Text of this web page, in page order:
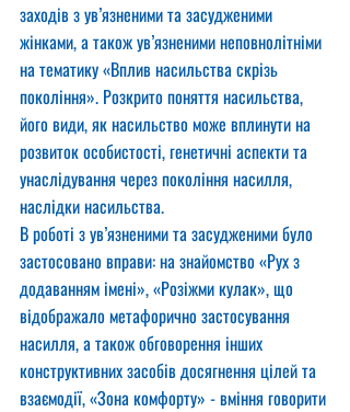
заходів з ув’язненими та засудженими
жінками, а також ув’язненими неповнолітніми
на тематику «Вплив насильства скрізь
покоління». Розкрито поняття насильства,
його види, як насильство може вплинути на
розвиток особистості, генетичні аспекти та
унаслідування через покоління насилля,
наслідки насильства.
В роботі з ув’язненими та засудженими було
застосовано вправи: на знайомство «Рух з
додаванням імені», «Розіжми кулак», що
відображало метафорично застосування
насилля, а також обговорення інших
конструктивних засобів досягнення цілей та
взаємодії, «Зона комфорту» - вміння говорити